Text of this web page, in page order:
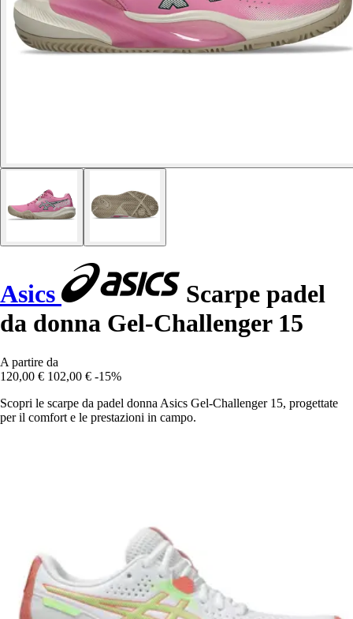
Asics
Scarpe padel
da donna Gel-Challenger 15
A partire da
120,00 € 102,00 € -15%
Scopri le scarpe da padel donna Asics Gel-Challenger 15, progettate
per il comfort e le prestazioni in campo.